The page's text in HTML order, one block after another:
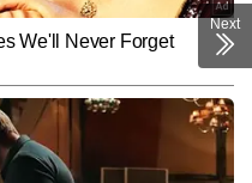
Newsletter!
Next